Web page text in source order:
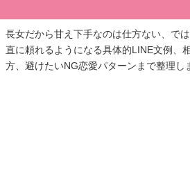
長女だから甘え下手なのは仕方ない、で
直に頼れるようになる具体的LINE文例、
方、避けたいNG恋愛パターンまで整理し